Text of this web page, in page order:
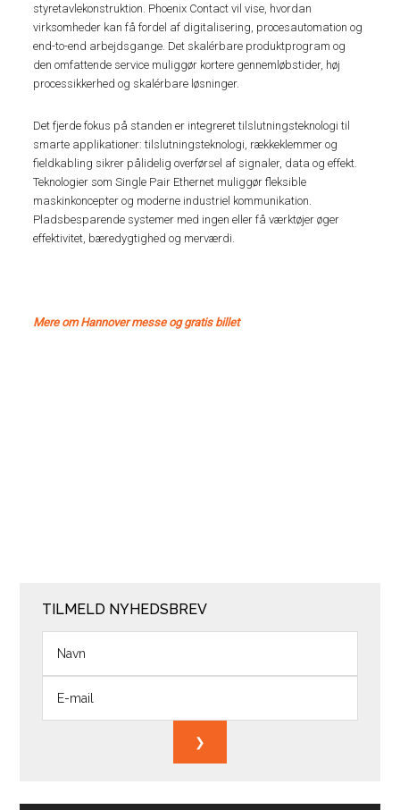
styretavlekonstruktion. Phoenix Contact vil vise, hvordan
virksomheder kan få fordel af digitalisering, procesautomation og
end-to-end arbejdsgange. Det skalérbare produktprogram og
den omfattende service muliggør kortere gennemløbstider, høj
processikkerhed og skalérbare løsninger.
Det fjerde fokus på standen er integreret tilslutningsteknologi til
smarte applikationer: tilslutningsteknologi, rækkeklemmer og
fieldkabling sikrer pålidelig overførsel af signaler, data og effekt.
Teknologier som Single Pair Ethernet muliggør fleksible
maskinkoncepter og moderne industriel kommunikation.
Pladsbesparende systemer med ingen eller få værktøjer øger
effektivitet, bæredygtighed og merværdi.
Mere om Hannover messe og gratis billet
TILMELD NYHEDSBREV